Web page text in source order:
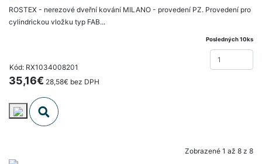
ROSTEX - nerezové dveřní kování MILANO - provedení PZ. Provedení pro
cylindrickou vložku typ FAB...
Kód: RX1034008201
Posledných 10ks
35,16€ 28,58€ bez DPH
Zobrazené 1 až 8 z 8